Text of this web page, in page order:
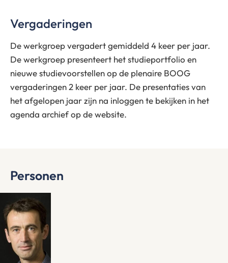
Vergaderingen
De werkgroep vergadert gemiddeld 4 keer per jaar.
De werkgroep presenteert het studieportfolio en
nieuwe studievoorstellen op de plenaire BOOG
vergaderingen 2 keer per jaar. De presentaties van
het afgelopen jaar zijn na inloggen te bekijken in het
agenda archief op de website.
Personen